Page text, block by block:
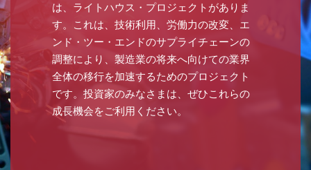
は、ライトハウス・プロジェクトがありま
す。これは、技術利用、労働力の改変、エ
ンド・ツー・エンドのサプライチェーンの
調整により、製造業の将来へ向けての業界
全体の移行を加速するためのプロジェクト
です。投資家のみなさまは、ぜひこれらの
成長機会をご利用ください。